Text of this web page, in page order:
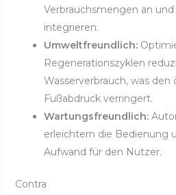
Verbrauchsmengen an
integrieren.
Umweltfreundlich:
Regenerationszyklen
Wasserverbrauch, was den
Fußabdruck verringert.
Wartungsfreundlich:
erleichtern die Bedienung
Aufwand für den Nutzer.
Contra